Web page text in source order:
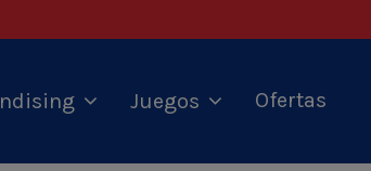
Juegos Ofertas